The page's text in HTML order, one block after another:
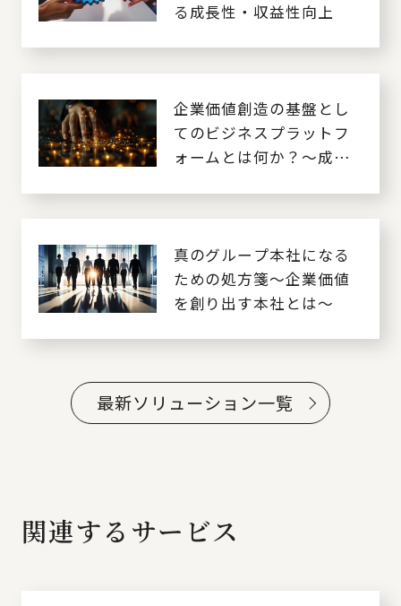
る成長性・収益性向上
企業価値創造の基盤とし
てのビジネスプラットフ
ォームとは何か？～成長
真のグループ本社になる
ための処方箋～企業価値
を創り出す本社とは～
最新ソリューション一覧
関連するサービス